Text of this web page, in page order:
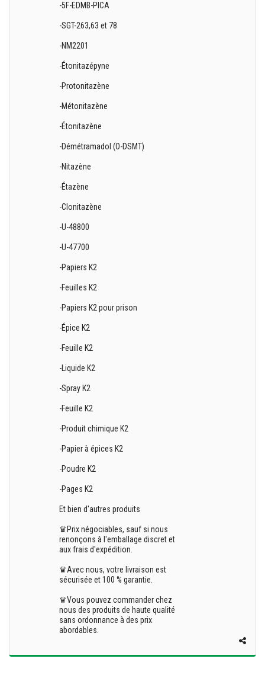
-5F-EDMB-PICA
-SGT-263,63 et 78
-NM2201
-Étonitazépyne
-Protonitazène
-Métonitazène
-Étonitazène
-Démétramadol (O-DSMT)
-Nitazène
-Étazène
-Clonitazène
-U-48800
-U-47700
-Papiers K2
-Feuilles K2
-Papiers K2 pour prison
-Épice K2
-Feuille K2
-Liquide K2
-Spray K2
-Feuille K2
-Produit chimique K2
-Papier à épices K2
-Poudre K2
-Pages K2
Et bien d'autres produits
♛Prix négociables, sauf si nous
renonçons à l'emballage discret et
aux frais d'expédition.
♛Avec nous, votre livraison est
sécurisée et 100 % garantie.
♛Vous pouvez commander chez
nous des produits de haute qualité
sans ordonnance à des prix
abordables.